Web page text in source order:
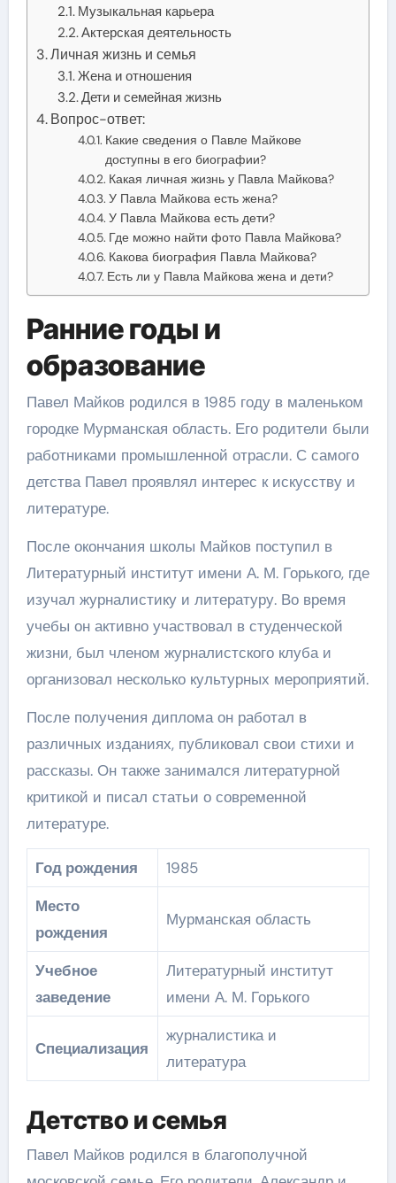
Музыкальная карьера
Актерская деятельность
Личная жизнь и семья
Жена и отношения
Дети и семейная жизнь
Вопрос-ответ:
Какие сведения о Павле Майкове
доступны в его биографии?
Какая личная жизнь у Павла Майкова?
У Павла Майкова есть жена?
У Павла Майкова есть дети?
Где можно найти фото Павла Майкова?
Какова биография Павла Майкова?
Есть ли у Павла Майкова жена и дети?
Ранние годы и
образование
Павел Майков родился в 1985 году в маленьком
городке Мурманская область. Его родители были
работниками промышленной отрасли. С самого
детства Павел проявлял интерес к искусству и
литературе.
После окончания школы Майков поступил в
Литературный институт имени А. М. Горького, где
изучал журналистику и литературу. Во время
учебы он активно участвовал в студенческой
жизни, был членом журналистского клуба и
организовал несколько культурных мероприятий.
После получения диплома он работал в
различных изданиях, публиковал свои стихи и
рассказы. Он также занимался литературной
критикой и писал статьи о современной
литературе.
Год рождения
1985
Место
рождения
Мурманская область
Учебное
заведение
Литературный институт
имени А. М. Горького
Специализация
журналистика и
литература
Детство и семья
Павел Майков родился в благополучной